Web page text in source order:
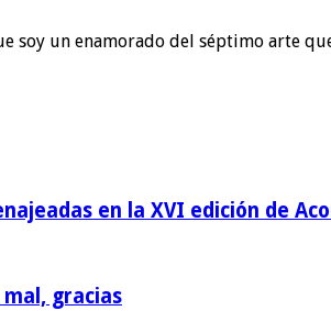
soy un enamorado del séptimo arte
en la XVI edición de
mal, gracias